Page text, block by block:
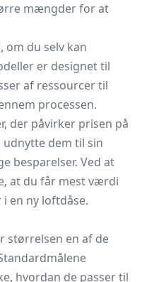
mængder for at
om du selv kan
er designet til
af ressourcer til
processen.
der påvirker prisen på
dem til sin
besparelser. Ved at
at du får mest værdi
en ny loftdåse.
størrelsen en af de
hvordan de passer til